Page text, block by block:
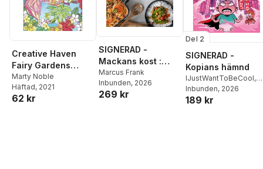
Creative Haven
Fairy Gardens
Coloring Book
Marty Noble
Häftad, 2021
62 kr
SIGNERAD -
Mackans kost :
Middagar och
matlådor
Marcus Frank
Inbunden, 2026
269 kr
Del 2
SIGNERAD -
Kopians hämnd
IJustWantToBeCool,
Joel Adolphson
Ejdemo Beer
Inbunden, 2026
189 kr